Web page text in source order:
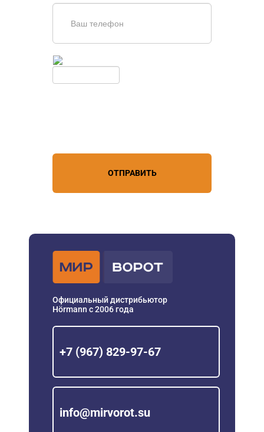
ОТПРАВИТЬ
Официальный дистрибьютор
Hörmann с 2006 года
+7 (967) 829-97-67
info@mirvorot.su